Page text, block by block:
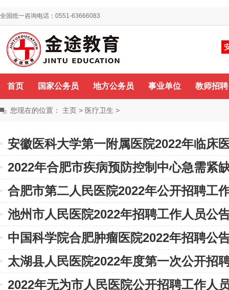
全国统一咨询电话：0551-63666083
你好，欢迎来到金途教育！
首页 国家公务员 地方公务员 事业单位 教师招聘
您现在的位置： 主页 > 医疗卫生 >
安徽医科大学第一附属医院2022年临床
管理岗位招聘公告
2022年合肥市疾病预防控制中心急需紧
聘公告
合肥市第二人民医院2022年公开招聘工
告
池州市人民医院2022年招聘工作人员公
中国科学院合肥肿瘤医院2022年招聘公
太湖县人民医院2022年度第一次公开招
术人员公告
2022年无为市人民医院公开招聘工作人